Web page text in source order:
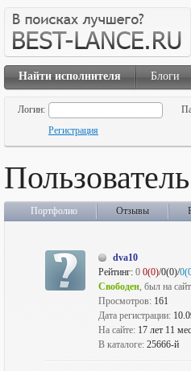
Найти исполнителя Блоги
Логин:
Регистрация
Портфолио Отзывы
dva10
Рейтинг: 0 0(0)/0(0)/
Свободен, был на
Просмотров: 161
Дата регистрации:
На сайте: 17 лет 11
В каталоге: 25666-й